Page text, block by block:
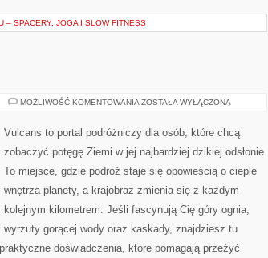
– SPACERY, JOGA I SLOW FITNESS
MOŻLIWOŚĆ KOMENTOWANIA ZATOKI
ZOSTAŁA WYŁĄCZONA
Vulcans to portal podróżniczy dla osób, które chcą
zobaczyć potęgę Ziemi w jej najbardziej dzikiej odsłonie.
To miejsce, gdzie podróż staje się opowieścią o cieple
wnętrza planety, a krajobraz zmienia się z każdym
kolejnym kilometrem. Jeśli fascynują Cię góry ognia,
wyrzuty gorącej wody oraz kaskady, znajdziesz tu
doświadczenia, które pomagają przeżyć